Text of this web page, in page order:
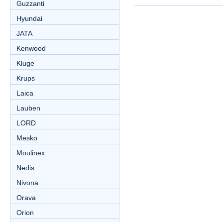
Guzzanti
Hyundai
JATA
Kenwood
Kluge
Krups
Laica
Lauben
LORD
Mesko
Moulinex
Nedis
Nivona
Orava
Orion